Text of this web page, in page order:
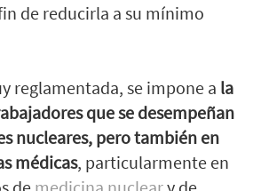
de reducirla a su mínimo
reglamentada, se impone a la
que se desempeñan
nucleares, pero también en
médicas, particularmente en